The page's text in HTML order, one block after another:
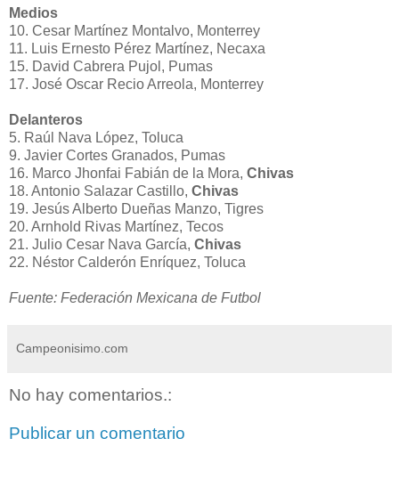
Medios
10. Cesar Martínez Montalvo, Monterrey
11. Luis Ernesto Pérez Martínez, Necaxa
15. David Cabrera Pujol, Pumas
17. José Oscar Recio Arreola, Monterrey
Delanteros
5. Raúl Nava López, Toluca
9. Javier Cortes Granados, Pumas
16. Marco Jhonfai Fabián de la Mora, Chivas
18. Antonio Salazar Castillo, Chivas
19. Jesús Alberto Dueñas Manzo, Tigres
20. Arnhold Rivas Martínez, Tecos
21. Julio Cesar Nava García, Chivas
22. Néstor Calderón Enríquez, Toluca
Fuente: Federación Mexicana de Futbol
Campeonisimo.com
No hay comentarios.:
Publicar un comentario